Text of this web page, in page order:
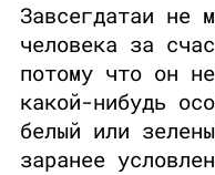
Завсегдатаи не
человека за
потому что он
какой-нибудь
белый или
заранее